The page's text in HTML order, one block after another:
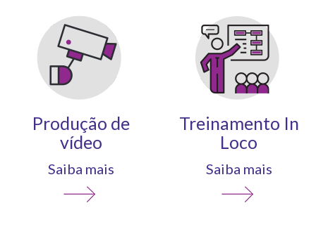
Produção de
vídeo
Saiba mais
Treinamento In
Loco
Saiba mais